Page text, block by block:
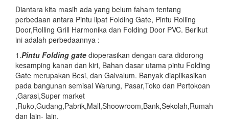
Diantara kita masih ada yang belum faham tentang
perbedaan antara Pintu lipat Folding Gate, Pintu Rolling
Door,Rolling Grill Harmonika dan Folding Door PVC. Berikut
ini adalah perbedaannya :
1.Pintu Folding gate dioperasikan dengan cara didorong
kesamping kanan dan kiri, Bahan dasar utama pintu Folding
Gate merupakan Besi, dan Galvalum. Banyak diaplikasikan
pada bangunan semisal Warung, Pasar,Toko dan Pertokoan
,Garasi,Super market
,Ruko,Gudang,Pabrik,Mall,Shoowroom,Bank,Sekolah,Rumah
dan lain- lain.